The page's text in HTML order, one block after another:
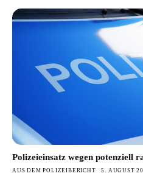
Polizeieinsatz wegen potenziell
AUS DEM POLIZEIBERICHT 5. AUGUST